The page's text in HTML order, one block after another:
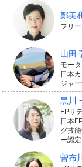
鄭美
フリ
山田
モー
日本
ジャ
黒川
FPサ
日本
グ技
ー認
曽布